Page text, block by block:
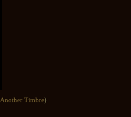
Another Timbre)